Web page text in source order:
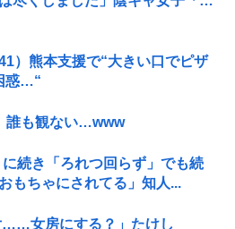
）熊本支援で“大きい口でピザ
惑…“
誰も観ない…www
続き「ろれつ回らず」でも続
もちゃにされてる」知人...
……女房にする？」たけし